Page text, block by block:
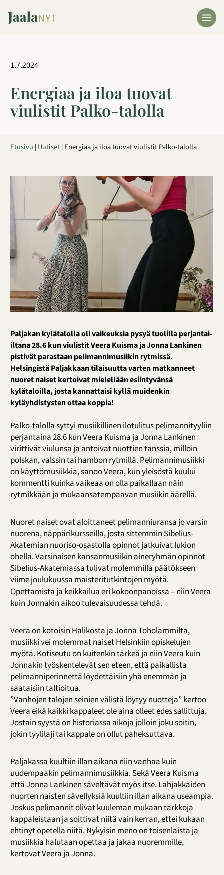
sisältöön
1.7.2024
Energiaa ja iloa tuovat
viulistit Palko-talolla
Etusivu|Uutiset|Energiaa ja iloa tuovat viulistit Palko-talolla
Paljakan kylätalolla oli vaikeuksia pysyä tuolilla perjantai-
iltana 28.6 kun viulistit Veera Kuisma ja Jonna Lankinen
pistivät parastaan pelimannimusiikin rytmissä.
Helsingistä Paljakkaan tilaisuutta varten matkanneet
nuoret naiset kertoivat mielellään esiintyvänsä
kylätaloilla, josta kannattaisi kyllä muidenkin
kyläyhdistysten ottaa koppia!
Palko-talolla syttyi musiikillinen ilotulitus pelimannityyliin
perjantaina 28.6 kun Veera Kuisma ja Jonna Lankinen
virittivät viulunsa ja antoivat nuottien tanssia, milloin
polskan, valssin tai hambon rytmillä. Pelimannimusiikki
on käyttömusiikkia, sanoo Veera, kun yleisöstä kuului
kommentti kuinka vaikeaa on olla paikallaan näin
rytmikkään ja mukaansatempaavan musiikin äärellä.
Nuoret naiset ovat aloittaneet pelimanniuransa jo varsin
nuorena, näppärikursseilla, josta sittemmin Sibelius-
Akatemian nuoriso-osastolla opinnot jatkuivat lukion
ohella. Varsinaisen kansanmusiikin aineryhmän opinnot
Sibelius-Akatemiassa tulivat molemmilla päätökseen
viime joulukuussa maisteritutkintojen myötä.
Opettamista ja keikkailua eri kokoonpanoissa – niin Veera
kuin Jonnakin aikoo tulevaisuudessa tehdä.
Veera on kotoisin Halikosta ja Jonna Toholammilta,
musiikki vei molemmat naiset Helsinkiin opiskelujen
myötä. Kotiseutu on kuitenkin tärkeä ja niin Veera kuin
Jonnakin työskentelevät sen eteen, että paikallista
pelimanniperinnettä löydettäisiin yhä enemmän ja
saataisiin taltioitua.
”Vanhojen talojen seinien välistä löytyy nuotteja” kertoo
Veera eikä kaikki kappaleet ole aina olleet edes sallittuja.
Jostain syystä on historiassa aikoja jolloin joku soitin,
jokin tyylilaji tai kappale on ollut paheksuttava.
Paljakassa kuultiin illan aikana niin vanhaa kuin
uudempaakin pelimannimusiikkia. Sekä Veera Kuisma
että Jonna Lankinen säveltävät myös itse. Lahjakkaiden
nuorten naisten sävellyksiä kuultiin illan aikana useampia.
Joskus pelimannit olivat kuuleman mukaan tarkkoja
kappaleistaan ja soittivat niitä vain kerran, ettei kukaan
ehtinyt opetella niitä. Nykyisin meno on toisenlaista ja
musiikkia halutaan opettaa ja jakaa nuoremmille,
kertovat Veera ja Jonna.